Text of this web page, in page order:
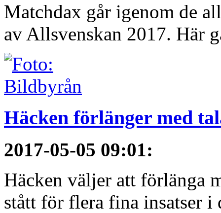
Matchdax går igenom de
av Allsvenskan 2017. Här
Häcken förlänger med
2017-05-05 09:01:
Häcken väljer att förlänga
stått för flera fina insatser i